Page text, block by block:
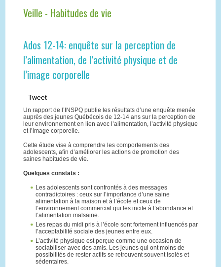
Veille - Habitudes de vie
Ados 12-14: enquête sur la perception de
l’alimentation, de l’activité physique et de
l’image corporelle
Tweet
Un rapport de l’INSPQ publie les résultats d’une enquête menée
auprès des jeunes Québécois de 12-14 ans sur la perception de
leur environnement en lien avec l’alimentation, l’activité physique
et l’image corporelle.
Cette étude vise à comprendre les comportements des
adolescents, afin d’améliorer les actions de promotion des
saines habitudes de vie.
Quelques constats :
Les adolescents sont confrontés à des messages
contradictoires : ceux sur l’importance d’une saine
alimentation à la maison et à l’école et ceux de
l’environnement commercial qui les incite à l’abondance et
l’alimentation malsaine.
Les repas du midi pris à l’école sont fortement influencés par
l’acceptabilité sociale des jeunes entre eux.
L’activité physique est perçue comme une occasion de
sociabiliser avec des amis. Les jeunes qui ont moins de
possibilités de rester actifs se retrouvent souvent isolés et
sédentaires.